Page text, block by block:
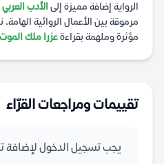
الرواية إضافة مميزة إلىالأدب العربي
مرموقة بين الأعمال الروائية
مؤثرة وملهمة بقراءةعزرا ملك الموت
تقييمات ومراجعات القرّاء
يجب تسجيل الدخول لإضافة